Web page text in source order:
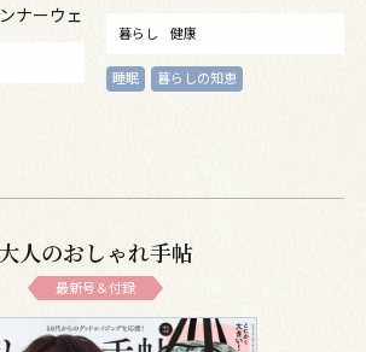
ナーウェ
暮らし 健康
睡眠 暮らしの知恵
大人のおしゃれ手帖
最新号＆付録